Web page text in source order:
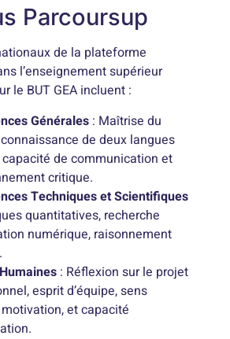
Parcoursup
de la plateforme
l’enseignement supérieur
le BUT GEA incluent :
Générales : Maîtrise du
de deux langues
de communication et
critique.
Techniques et Scientifiques
quantitatives, recherche
numérique, raisonnement
: Réflexion sur le projet
esprit d’équipe, sens
et capacité